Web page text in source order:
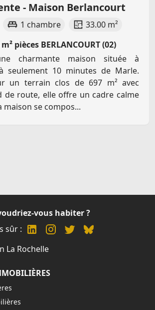
- Maison Berlancourt
1 chambre
33.00 m²
pièces BERLANCOURT (02)
charmante maison située à
seulement 10 minutes de Marle.
un terrain clos de 697 m² avec
de route, elle offre un cadre calme
maison se compos...
vous habiter ?
sûr :
La Rochelle